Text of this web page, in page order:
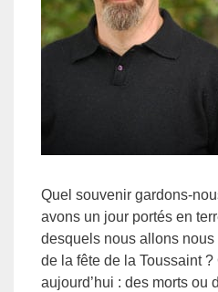
Quel souvenir gardons-
avons un jour portés en
desquels nous allons nous
de la fête de la Toussaint
aujourd’hui : des morts ou